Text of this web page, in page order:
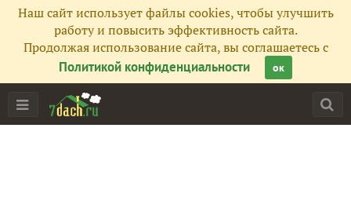
Наш сайт использует файлы cookies, чтобы улучшить
работу и повысить эффективность сайта.
Продолжая использование сайта, вы соглашаетесь с
Политикой конфиденциальности
ок